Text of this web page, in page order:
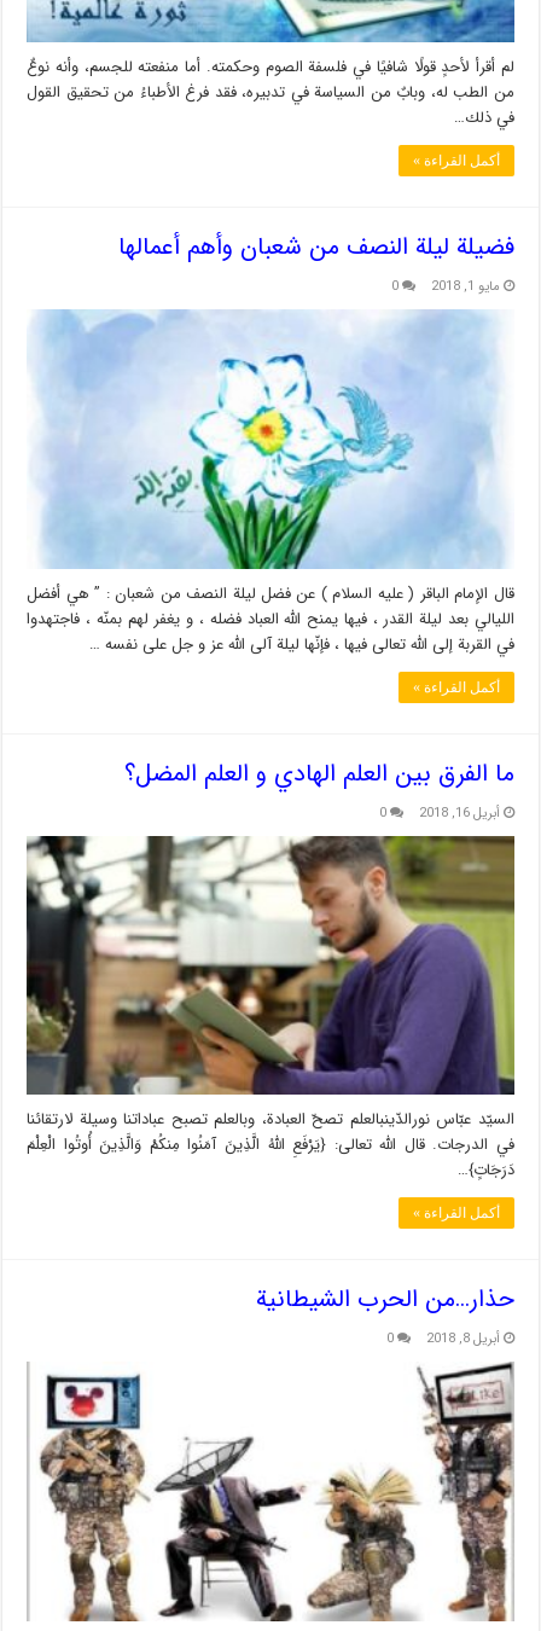
لم أقرأ لأحدٍ قولًا شافيًا في فلسفة الصوم وحكمته. أما منفعته للجسم، وأنه نوعٌ
من الطب له، وبابٌ من السياسة في تدبيره، فقد فرغ الأطباءُ من تحقيق القول
في ذلك…
أكمل القراءة »
فضيلة ليلة النصف من شعبان وأهم أعمالها
مايو 1, 2018 0
قال الإمام الباقر ( عليه السلام ) عن فضل ليلة النصف من شعبان : ” هي أفضل
الليالي بعد ليلة القدر ، فيها يمنح الله العباد فضله ، و يغفر لهم بمنّه ، فاجتهدوا
في القربة إلى الله تعالى فيها ، فإنّها ليلة آلى الله عز و جل على نفسه …
أكمل القراءة »
ما الفرق بين العلم الهادي و العلم المضل؟
أبريل 16, 2018 0
السيّد عبّاس نورالدّينبالعلم تصحّ العبادة، وبالعلم تصبح عباداتنا وسيلة لارتقائنا
في الدرجات. قال الله تعالى: {يَرْفَعِ اللَّهُ الَّذِينَ آمَنُوا مِنكُمْ وَالَّذِينَ أُوتُوا الْعِلْمَ
دَرَجَاتٍ}…
أكمل القراءة »
حذار…من الحرب الشيطانية
أبريل 8, 2018 0